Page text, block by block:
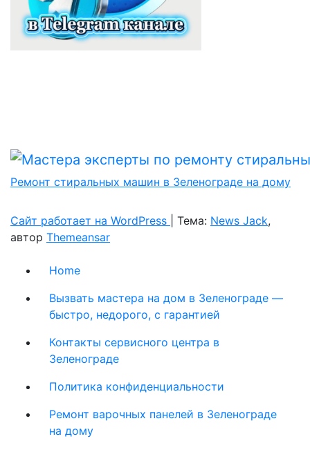
Ремонт стиральных машин в Зеленограде на дому
Сайт работает на WordPress Тема: News Jack,
автор Themeansar
Home
Вызвать мастера на дом в Зеленограде —
быстро, недорого, с гарантией
Контакты сервисного центра в
Зеленограде
Политика конфиденциальности
Ремонт варочных панелей в Зеленограде
на дому